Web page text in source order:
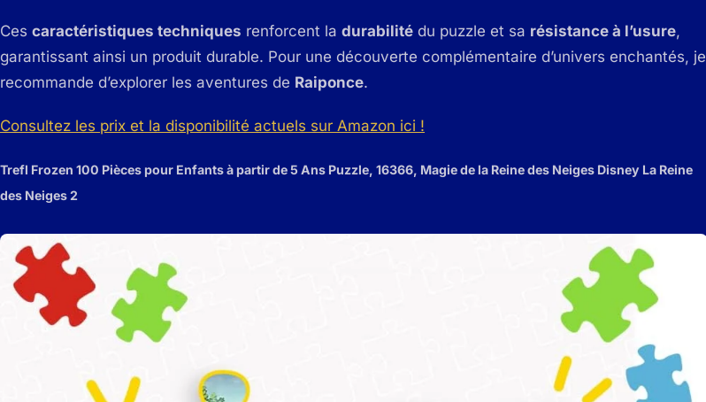
Ces caractéristiques techniques renforcent la durabilité du puzzle et sa résistance à l’usure,
garantissant ainsi un produit durable. Pour une découverte complémentaire d’univers enchantés, je
recommande d’explorer les aventures de Raiponce.
Consultez les prix et la disponibilité actuels sur Amazon ici !
Trefl Frozen 100 Pièces pour Enfants à partir de 5 Ans Puzzle, 16366, Magie de la Reine des Neiges Disney La Reine
des Neiges 2